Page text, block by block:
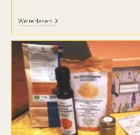
WeiterlesenRitzen,
Schnitzen,
Auf
Der
Wurzel
Sitzen…